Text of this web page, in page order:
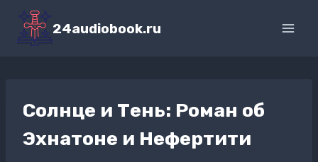
Перейти
содержимому
24audiobook.ru
Солнце и Тень: Роман об
Эхнатоне и Нефертити